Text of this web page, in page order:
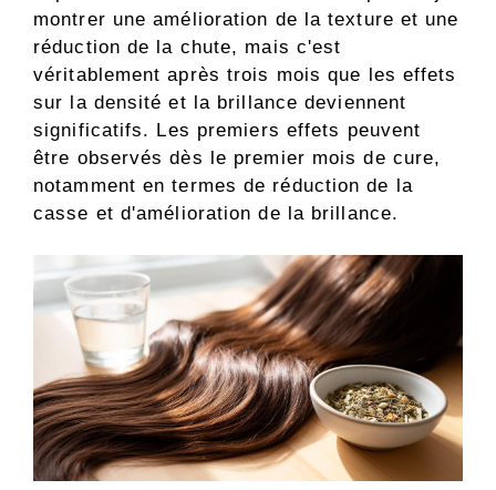
montrer une amélioration de la texture et une
réduction de la chute, mais c'est
véritablement après trois mois que les effets
sur la densité et la brillance deviennent
significatifs. Les premiers effets peuvent
être observés dès le premier mois de cure,
notamment en termes de réduction de la
casse et d'amélioration de la brillance.